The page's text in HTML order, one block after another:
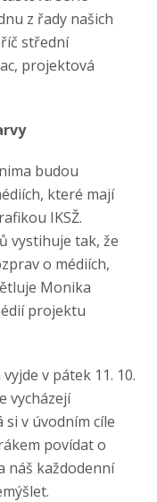
z řady našich
střední
projektová
budou
které mají
IKSŽ.
vystihuje tak, že
o médiích,
Monika
projektu
v pátek 11. 10.
vycházejí
si v úvodním cíle
povídat o
náš každodenní